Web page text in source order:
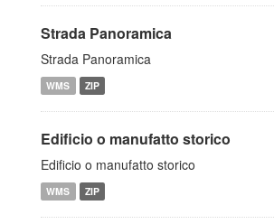
Strada Panoramica
Strada Panoramica
WMS ZIP
Edificio o manufatto storico
Edificio o manufatto storico
WMS ZIP